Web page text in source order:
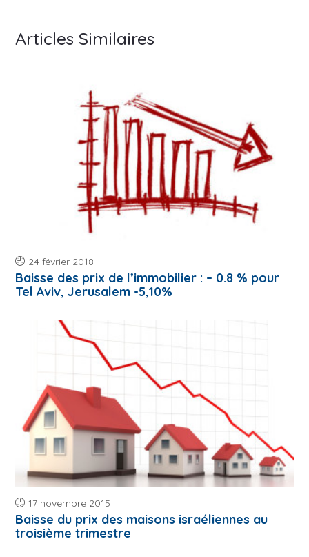
Articles Similaires
24 février 2018
Baisse des prix de l’immobilier : – 0.8 % pour
Tel Aviv, Jerusalem -5,10%
17 novembre 2015
Baisse du prix des maisons israéliennes au
troisième trimestre